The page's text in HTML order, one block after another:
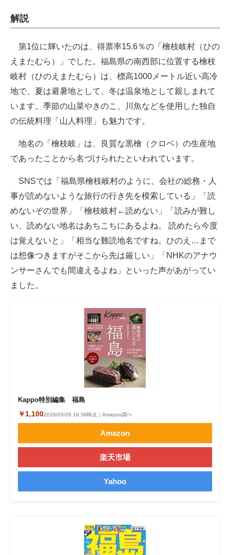
解説
第1位に輝いたのは、得票率15.6％の「檜枝岐村（ひの
えまたむら）」でした。福島県の南西部に位置する檜枝
岐村（ひのえまたむら）は、標高1000メートル近い高冷
地で、夏は避暑地として、冬は温泉地として親しまれて
います。季節の山菜やきのこ、川魚などを使用した独自
の伝統料理「山人料理」も魅力です。
地名の「檜枝岐」は、良質な黒檜（クロベ）の生産地
であったことから名づけられたといわれています。
SNSでは「福島県檜枝岐村のように、会社の総務・人
事が読めないような旅行の行き先を模索している」「読
めないぞの世界」「檜枝岐村←読めない」「読みが難し
い、読めない地名はあちこちにあるよね。 読めたら今度
は覚えないと」「相当な難読地名ですね。ひのえ…まで
は想像つきますがそこから先は厳しい」「NHKのアナウ
ンサーさんでも間違えるよね」といった声があがってい
ました。
Kappo特別編集 福島
￥1,1002026/03/26 16:38時点｜Amazon調べ
Amazon
楽天市場
Yahoo